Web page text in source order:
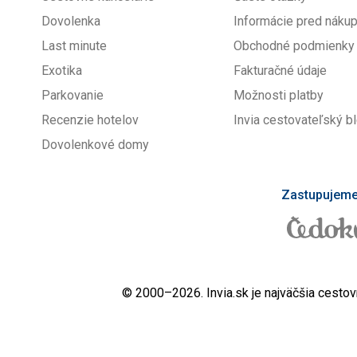
Dovolenka
Last minute
Exotika
Parkovanie
Recenzie hotelov
Dovolenkové domy
Informácie pred
Obchodné podmienky
Fakturačné údaje
Možnosti platby
Invia cestovateľský
© 2000–2026. Invia.sk je najväčšia